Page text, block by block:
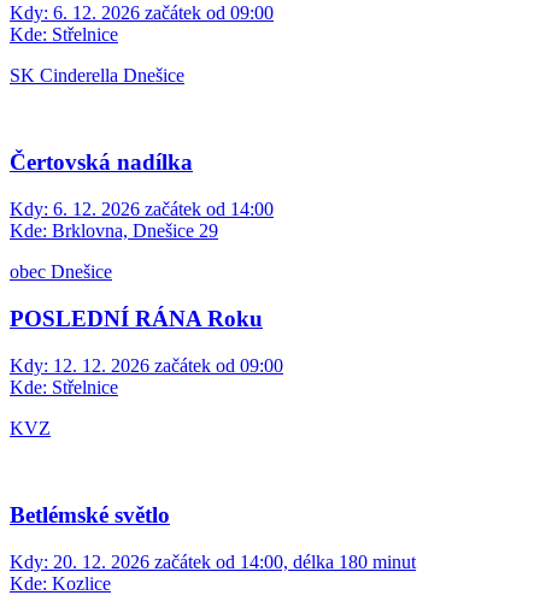
Kdy: 6. 12. 2026 začátek od 09:00
Kde: Střelnice
SK Cinderella Dnešice
Čertovská nadílka
Kdy: 6. 12. 2026 začátek od 14:00
Kde: Brklovna, Dnešice 29
obec Dnešice
POSLEDNÍ RÁNA Roku
Kdy: 12. 12. 2026 začátek od 09:00
Kde: Střelnice
KVZ
Betlémské světlo
Kdy: 20. 12. 2026 začátek od 14:00, délka 180 minut
Kde: Kozlice